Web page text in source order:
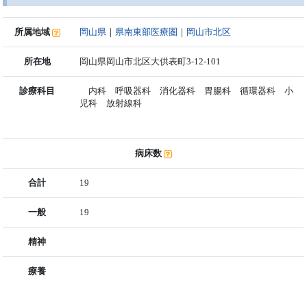
所属地域 岡山県 ｜ 県南東部医療圏 ｜ 岡山市北区
所在地 岡山県岡山市北区大供表町3-12-101
診療科目
内科 呼吸器科 消化器科 胃腸科 循環器科 小
児科 放射線科
病床数
合計 19
一般 19
精神
療養